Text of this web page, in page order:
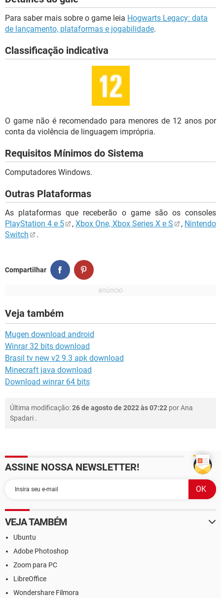
Para saber mais sobre o game leia Hogwarts Legacy: data
de lançamento, plataformas e jogabilidade.
Classificação indicativa
O game não é recomendado para menores de 12 anos por
conta da violência de linguagem imprópria.
Requisitos Mínimos do Sistema
Computadores Windows.
Outras Plataformas
As plataformas que receberão o game são os consoles
PlayStation 4 e 5
, Xbox One, Xbox Series X e S , Nintendo
Switch
.
Compartilhar
Veja também
Mugen download android
Winrar 32 bits download
Brasil tv new v2 9.3 apk download
Minecraft java download
Download winrar 64 bits
Última modificação:26 de agosto de 2022 às 07:22 porAna
Spadari .
ASSINE NOSSA NEWSLETTER!
VEJA TAMBÉM
Ubuntu
Adobe Photoshop
Zoom para PC
LibreOffice
Wondershare Filmora